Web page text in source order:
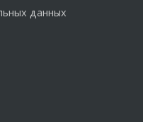
данных